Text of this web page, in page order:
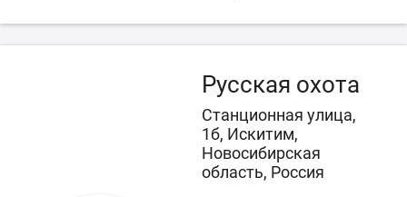
Русская охота
Станционная улица,
1б, Искитим,
Новосибирская
область, Россия